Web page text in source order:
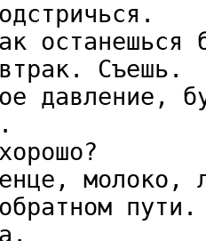
останешься
Съешь.
давление,
молоко,
пути.